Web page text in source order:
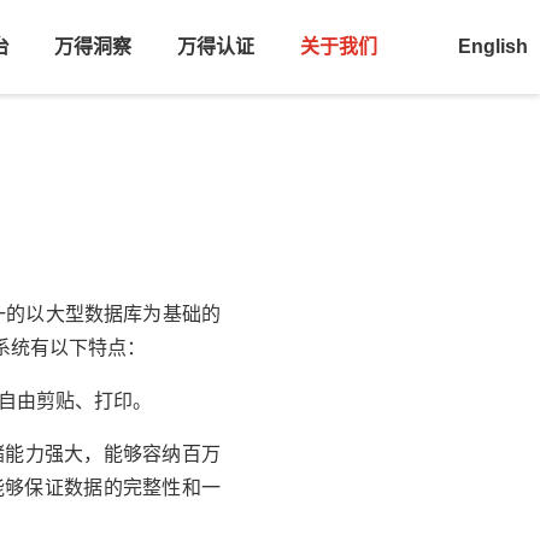
万得洞察 万得认证 关于我们 English
以大型数据库为基础的
有以下特点：
由剪贴、打印。
力强大，能够容纳百万
保证数据的完整性和一